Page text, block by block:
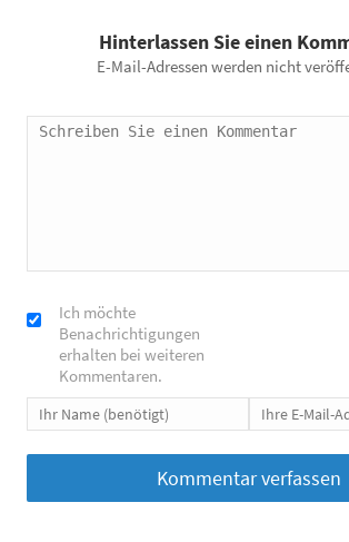
Hinterlassen Sie einen
E-Mail-Adressen werden nicht
Ich möchte
Benachrichtigungen
erhalten bei weiteren
Kommentaren.